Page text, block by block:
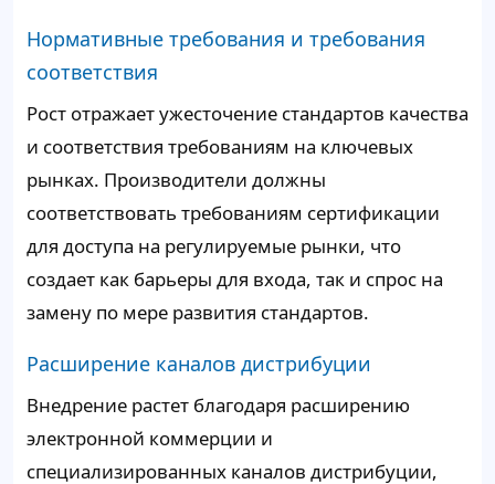
Нормативные требования и требования
соответствия
Рост отражает ужесточение стандартов качества
и соответствия требованиям на ключевых
рынках. Производители должны
соответствовать требованиям сертификации
для доступа на регулируемые рынки, что
создает как барьеры для входа, так и спрос на
замену по мере развития стандартов.
Расширение каналов дистрибуции
Внедрение растет благодаря расширению
электронной коммерции и
специализированных каналов дистрибуции,